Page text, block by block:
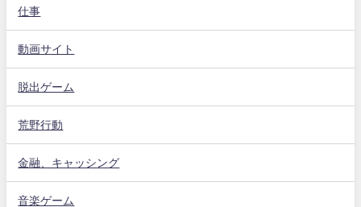
仕事
動画サイト
脱出ゲーム
荒野行動
金融、キャッシング
音楽ゲーム